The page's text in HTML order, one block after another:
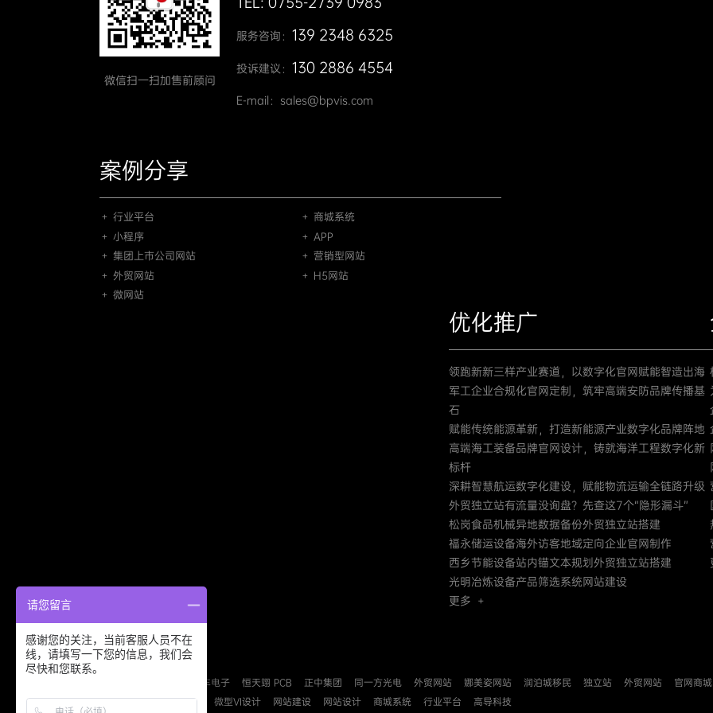
微信扫一扫加售前顾问
服务咨询： 139 2348 6325
投诉建议： 130 2886 4554
E-mail：sales@bpvis.com
案例分享
＋ 行业平台
＋ 商城系统
＋ 小程序
＋ APP
＋ 集团上市公司网站
＋ 营销型网站
＋ 外贸网站
＋ H5网站
＋ 微网站
优化推广
领跑新新三样产业赛道，以数字化官网赋能智造出海
军工企业合规化官网定制，筑牢高端安防品牌传播基
石
赋能传统能源革新，打造新能源产业数字化品牌阵地
高端海工装备品牌官网设计，铸就海洋工程数字化新
标杆
深耕智慧航运数字化建设，赋能物流运输全链路升级
外贸独立站有流量没询盘？先查这7个“隐形漏斗”
松岗食品机械异地数据备份外贸独立站搭建
福永储运设备海外访客地域定向企业官网制作
西乡节能设备站内锚文本规划外贸独立站搭建
光明冶炼设备产品筛选系统网站建设
更多 +
友情链接：
益力盛汽车电子 恒天翊 PCB 正中集团 同一方光电 外贸网站 娜美姿网站 润泊城移民 独立站 外贸网站
官网商城
B2B
B2C 检测认证 微型VI设计 网站建设 网站设计 商城系统 行业平台 高导科技
请您留言
感谢您的关注，当前客服人员不在
线，请填写一下您的信息，我们会
尽快和您联系。